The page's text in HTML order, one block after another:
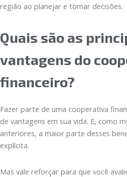
região ao planejar e tomar decisões.
Quais são as
vantagens do
financeiro?
Fazer parte de uma cooperativa
de vantagens em sua vida. E, como
anteriores, a maior parte desses
explícita.
Mas vale reforçar para que você